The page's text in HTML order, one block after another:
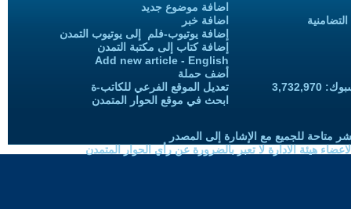
اضافة موضوع جديد
اضافة خبر
إضافة يوتيوب-فلم إلى يوتيوب التمدن
إضافة كتاب إلى مكتبة التمدن
Add new article - English
أضف حملة
تعديل الموقع الفرعي للكاتب-ة
ابحث في موقع الحوار المتمدن
متاحة للجميع مع الإشارة إلى المصدر
هيئة الادارة لا تعبر بالضرورة عن رأي الحوار المتمدن